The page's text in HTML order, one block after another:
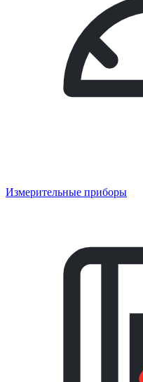
Измерительные приборы